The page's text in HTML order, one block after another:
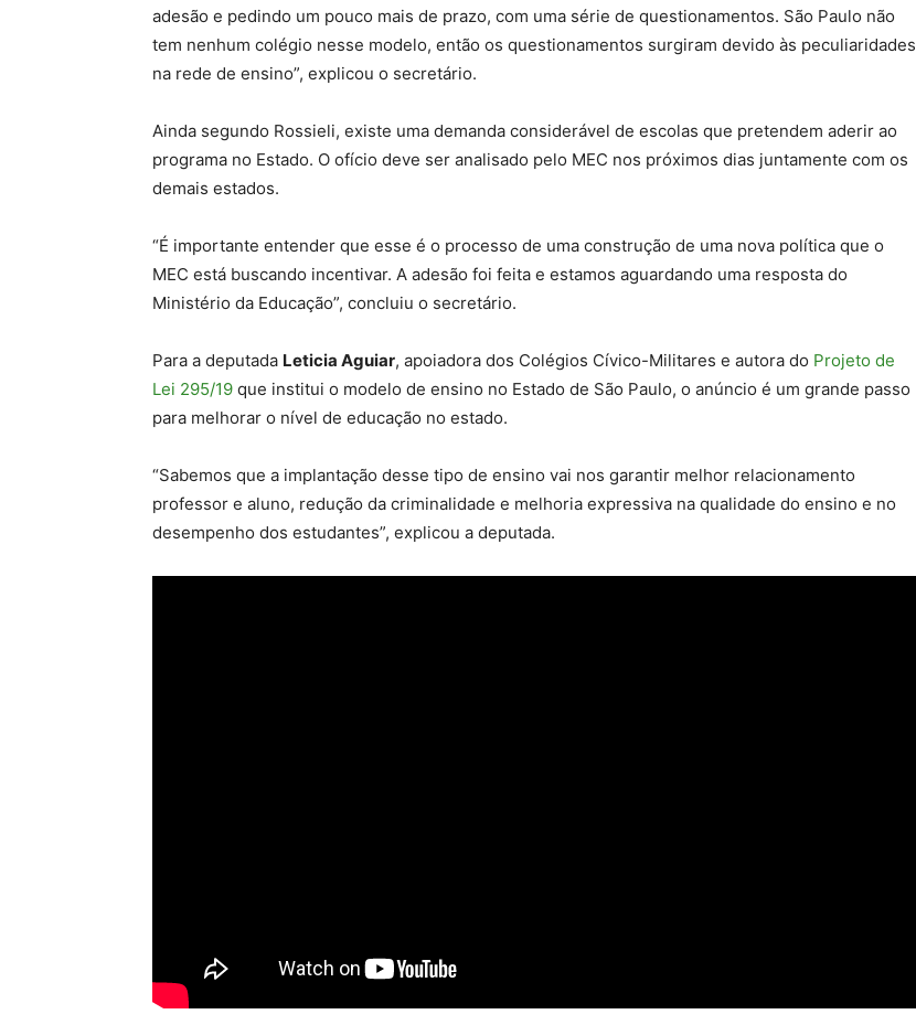
adesão e pedindo um pouco mais de prazo, com uma série de questionamentos. São Paulo não
tem nenhum colégio nesse modelo, então os questionamentos surgiram devido às peculiaridades
na rede de ensino”, explicou o secretário.
Ainda segundo Rossieli, existe uma demanda considerável de escolas que pretendem aderir ao
programa no Estado. O ofício deve ser analisado pelo MEC nos próximos dias juntamente com os
demais estados.
“É importante entender que esse é o processo de uma construção de uma nova política que o
MEC está buscando incentivar. A adesão foi feita e estamos aguardando uma resposta do
Ministério da Educação”, concluiu o secretário.
Para a deputada Leticia Aguiar, apoiadora dos Colégios Cívico-Militares e autora do Projeto de
Lei 295/19 que institui o modelo de ensino no Estado de São Paulo, o anúncio é um grande passo
para melhorar o nível de educação no estado.
“Sabemos que a implantação desse tipo de ensino vai nos garantir melhor relacionamento
professor e aluno, redução da criminalidade e melhoria expressiva na qualidade do ensino e no
desempenho dos estudantes”, explicou a deputada.